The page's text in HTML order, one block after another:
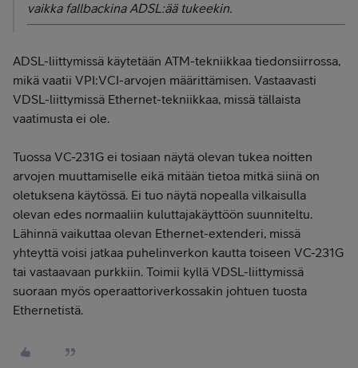
vaikka fallbackina ADSL:ää tukeekin.
ADSL-liittymissä käytetään ATM-tekniikkaa tiedonsiirrossa,
mikä vaatii VPI:VCI-arvojen määrittämisen. Vastaavasti
VDSL-liittymissä Ethernet-tekniikkaa, missä tällaista
vaatimusta ei ole.
Tuossa VC-231G ei tosiaan näytä olevan tukea noitten
arvojen muuttamiselle eikä mitään tietoa mitkä siinä on
oletuksena käytössä. Ei tuo näytä nopealla vilkaisulla
olevan edes normaaliin kuluttajakäyttöön suunniteltu.
Lähinnä vaikuttaa olevan Ethernet-extenderi, missä
yhteyttä voisi jatkaa puhelinverkon kautta toiseen VC-231G
tai vastaavaan purkkiin. Toimii kyllä VDSL-liittymissä
suoraan myös operaattoriverkossakin johtuen tuosta
Ethernetistä.